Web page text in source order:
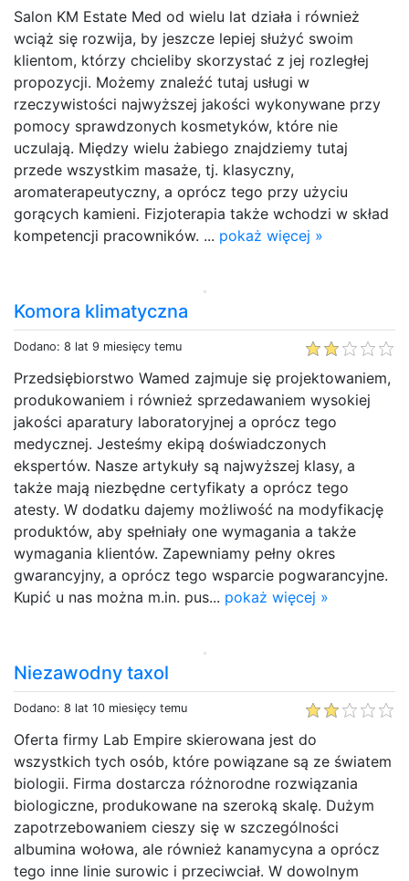
Salon KM Estate Med od wielu lat działa i również
wciąż się rozwija, by jeszcze lepiej służyć swoim
klientom, którzy chcieliby skorzystać z jej rozległej
propozycji. Możemy znaleźć tutaj usługi w
rzeczywistości najwyższej jakości wykonywane przy
pomocy sprawdzonych kosmetyków, które nie
uczulają. Między wielu żabiego znajdziemy tutaj
przede wszystkim masaże, tj. klasyczny,
aromaterapeutyczny, a oprócz tego przy użyciu
gorących kamieni. Fizjoterapia także wchodzi w skład
kompetencji pracowników. ... pokaż więcej »
Komora klimatyczna
Dodano: 8 lat 9 miesięcy temu
Przedsiębiorstwo Wamed zajmuje się projektowaniem,
produkowaniem i również sprzedawaniem wysokiej
jakości aparatury laboratoryjnej a oprócz tego
medycznej. Jesteśmy ekipą doświadczonych
ekspertów. Nasze artykuły są najwyższej klasy, a
także mają niezbędne certyfikaty a oprócz tego
atesty. W dodatku dajemy możliwość na modyfikację
produktów, aby spełniały one wymagania a także
wymagania klientów. Zapewniamy pełny okres
gwarancyjny, a oprócz tego wsparcie pogwarancyjne.
Kupić u nas można m.in. pus... pokaż więcej »
Niezawodny taxol
Dodano: 8 lat 10 miesięcy temu
Oferta firmy Lab Empire skierowana jest do
wszystkich tych osób, które powiązane są ze światem
biologii. Firma dostarcza różnorodne rozwiązania
biologiczne, produkowane na szeroką skalę. Dużym
zapotrzebowaniem cieszy się w szczególności
albumina wołowa, ale również kanamycyna a oprócz
tego inne linie surowic i przeciwciał. W dowolnym